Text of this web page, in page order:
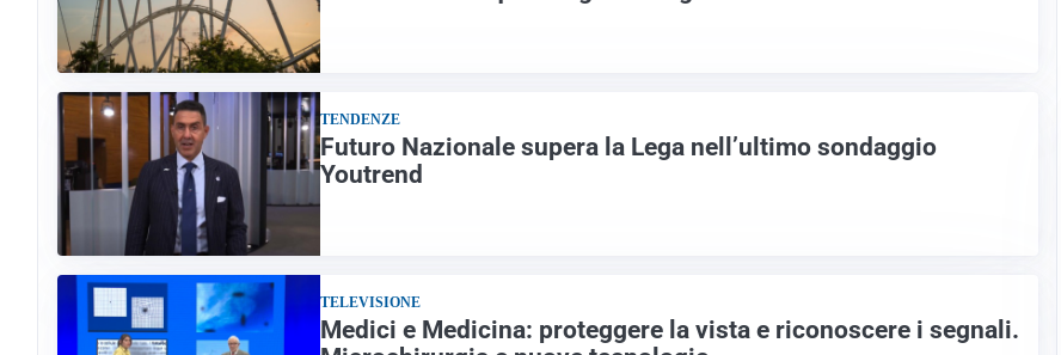
TENDENZE
Futuro Nazionale supera la Lega nell’ultimo sondaggio
Youtrend
TELEVISIONE
Medici e Medicina: proteggere la vista e riconoscere i segnali.